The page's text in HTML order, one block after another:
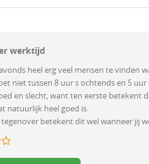
werktijd
heel erg veel mensen te vinden
niet tussen 8 uur s ochtends en 5
en slecht, want ten eerste betekent
natuurlijk heel goed is.
tegenover betekent dit wel wanneer jij